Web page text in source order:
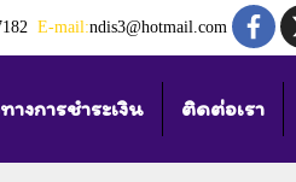
E-mail:ndis3@hotmail.com
างการชำระเงิน ติดต่อเรา